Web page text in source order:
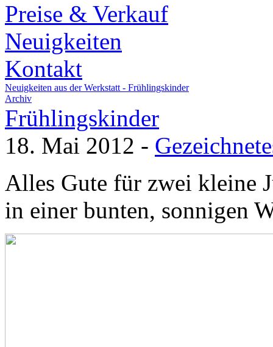
Preise & Verkauf
Neuigkeiten
Kontakt
Neuigkeiten aus der Werkstatt - Frühlingskinder
Archiv
Frühlingskinder
18. Mai 2012 -
Alles Gute für zwei kleine
in einer bunten, sonnigen